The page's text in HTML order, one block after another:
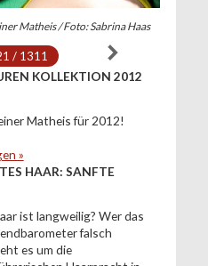
Matheis / Foto: Sabrina Haas
/ 1311
KOLLEKTION 2012
Matheis für 2012!
»
HAAR: SANFTE
ist langweilig? Wer das
falsch
es um die